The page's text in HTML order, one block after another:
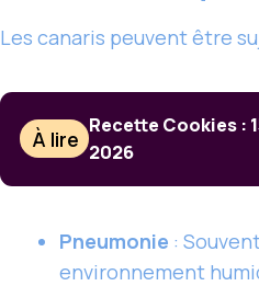
Les canaris peuvent être
À lire
Recette Cookies :
2026
Pneumonie :
environnement